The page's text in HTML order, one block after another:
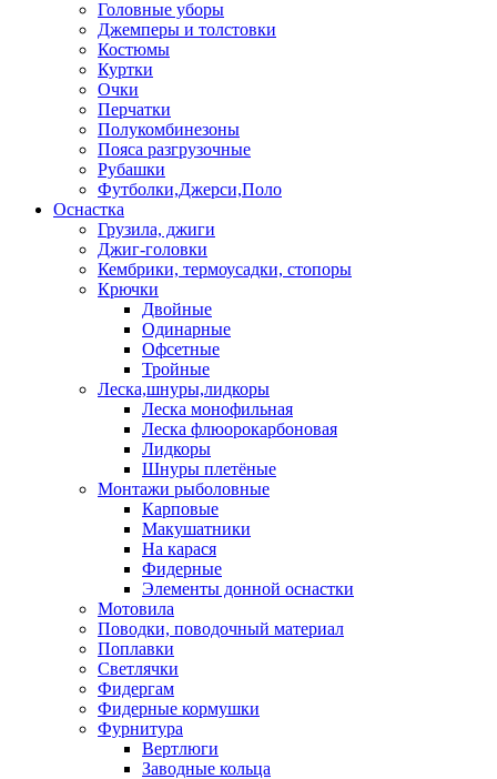
Головные уборы
Джемперы и толстовки
Костюмы
Куртки
Очки
Перчатки
Полукомбинезоны
Пояса разгрузочные
Рубашки
Футболки,Джерси,Поло
Оснастка
Грузила, джиги
Джиг-головки
Кембрики, термоусадки, стопоры
Крючки
Двойные
Одинарные
Офсетные
Тройные
Леска,шнуры,лидкоры
Леска монофильная
Леска флюорокарбоновая
Лидкоры
Шнуры плетёные
Монтажи рыболовные
Карповые
Макушатники
На карася
Фидерные
Элементы донной оснастки
Мотовила
Поводки, поводочный материал
Поплавки
Светлячки
Фидергам
Фидерные кормушки
Фурнитура
Вертлюги
Заводные кольца